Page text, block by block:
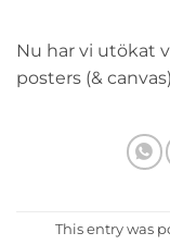
Nu har vi utökat
posters (&
This entry was